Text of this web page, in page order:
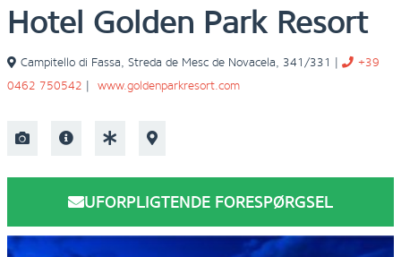
Hotel Golden Park Resort
Campitello di Fassa, Streda de Mesc de Novacela, 341/331 |
+39
0462 750542 | www.goldenparkresort.com
UFORPLIGTENDE FORESPØRGSEL